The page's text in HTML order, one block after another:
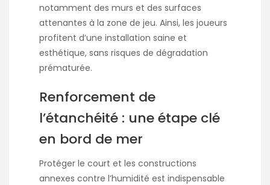
notamment des murs et des surfaces
attenantes à la zone de jeu. Ainsi, les joueurs
profitent d’une installation saine et
esthétique, sans risques de dégradation
prématurée.
Renforcement de
l’étanchéité : une étape clé
en bord de mer
Protéger le court et les constructions
annexes contre l’humidité est indispensable